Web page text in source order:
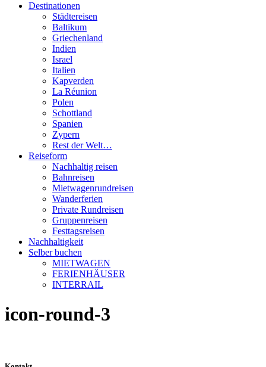
Destinationen
Städtereisen
Baltikum
Griechenland
Indien
Israel
Italien
Kapverden
La Réunion
Polen
Schottland
Spanien
Zypern
Rest der Welt…
Reiseform
Nachhaltig reisen
Bahnreisen
Mietwagenrundreisen
Wanderferien
Private Rundreisen
Gruppenreisen
Festtagsreisen
Nachhaltigkeit
Selber buchen
MIETWAGEN
FERIENHÄUSER
INTERRAIL
icon-round-3